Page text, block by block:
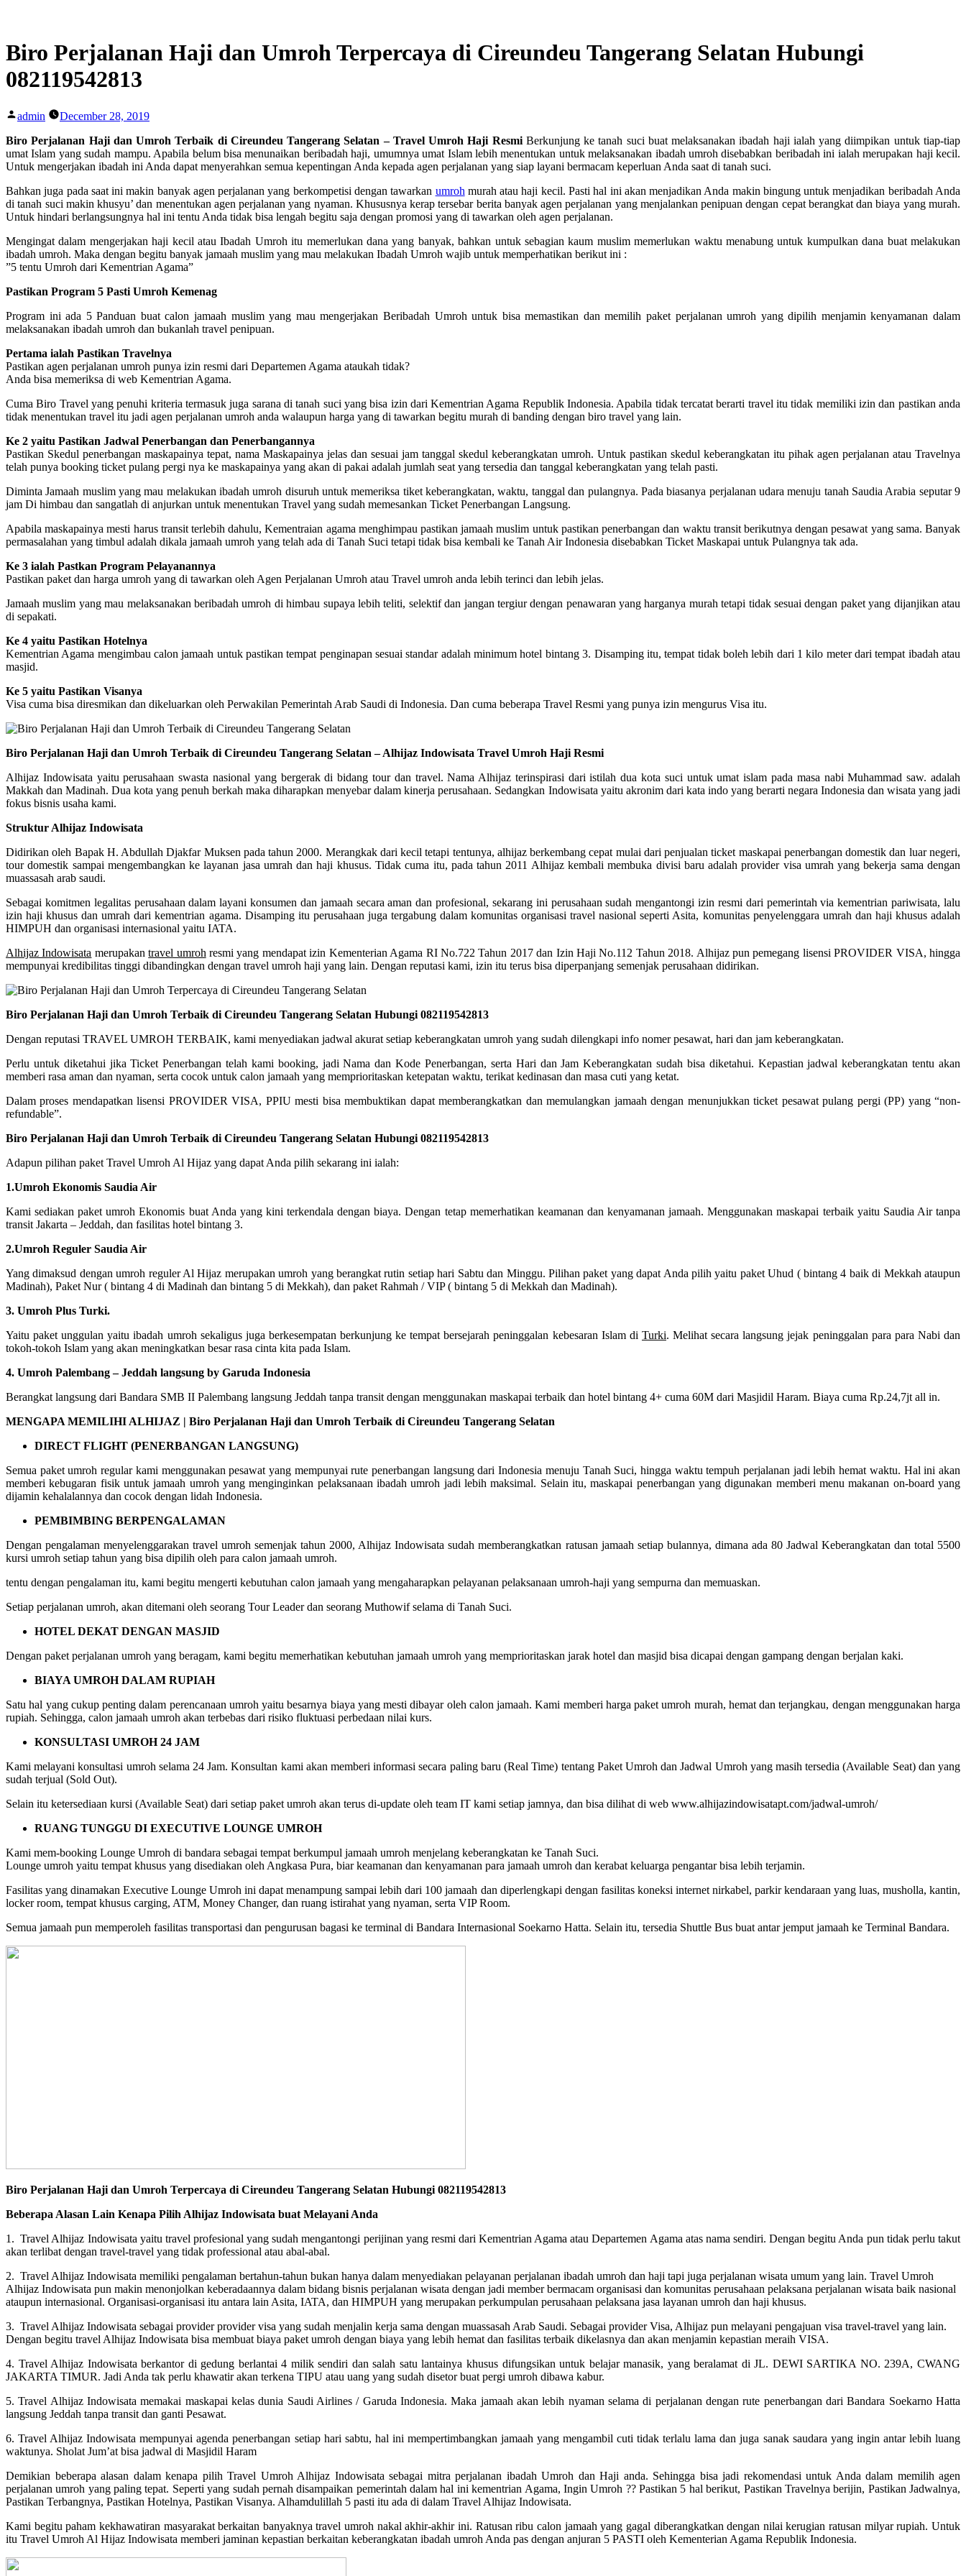
content
Biro Perjalanan Haji dan Umroh Terpercaya di Cireundeu Tangerang Selatan Hubungi
082119542813
Posted
admin
December 28, 2019
Biro Perjalanan Haji dan Umroh Terbaik di Cireundeu Tangerang Selatan – Travel Umroh Haji Resmi Berkunjung ke tanah suci buat melaksanakan ibadah haji ialah yang diimpikan untuk tiap-tiap
umat Islam yang sudah mampu. Apabila belum bisa menunaikan beribadah haji, umumnya umat Islam lebih menentukan untuk melaksanakan ibadah umroh disebabkan beribadah ini ialah merupakan haji kecil.
Untuk mengerjakan ibadah ini Anda dapat menyerahkan semua kepentingan Anda kepada agen perjalanan yang siap layani bermacam keperluan Anda saat di tanah suci.
Bahkan juga pada saat ini makin banyak agen perjalanan yang berkompetisi dengan tawarkan umroh murah atau haji kecil. Pasti hal ini akan menjadikan Anda makin bingung untuk menjadikan beribadah Anda
di tanah suci makin khusyu’ dan menentukan agen perjalanan yang nyaman. Khususnya kerap tersebar berita banyak agen perjalanan yang menjalankan penipuan dengan cepat berangkat dan biaya yang murah.
Untuk hindari berlangsungnya hal ini tentu Anda tidak bisa lengah begitu saja dengan promosi yang di tawarkan oleh agen perjalanan.
Mengingat dalam mengerjakan haji kecil atau Ibadah Umroh itu memerlukan dana yang banyak, bahkan untuk sebagian kaum muslim memerlukan waktu menabung untuk kumpulkan dana buat melakukan
ibadah umroh. Maka dengan begitu banyak jamaah muslim yang mau melakukan Ibadah Umroh wajib untuk memperhatikan berikut ini :
”5 tentu Umroh dari Kementrian Agama”
Pastikan Program 5 Pasti Umroh Kemenag
Program ini ada 5 Panduan buat calon jamaah muslim yang mau mengerjakan Beribadah Umroh untuk bisa memastikan dan memilih paket perjalanan umroh yang dipilih menjamin kenyamanan dalam
melaksanakan ibadah umroh dan bukanlah travel penipuan.
Pertama ialah Pastikan Travelnya
Pastikan agen perjalanan umroh punya izin resmi dari Departemen Agama ataukah tidak?
Anda bisa memeriksa di web Kementrian Agama.
Cuma Biro Travel yang penuhi kriteria termasuk juga sarana di tanah suci yang bisa izin dari Kementrian Agama Republik Indonesia. Apabila tidak tercatat berarti travel itu tidak memiliki izin dan pastikan anda
tidak menentukan travel itu jadi agen perjalanan umroh anda walaupun harga yang di tawarkan begitu murah di banding dengan biro travel yang lain.
Ke 2 yaitu Pastikan Jadwal Penerbangan dan Penerbangannya
Pastikan Skedul penerbangan maskapainya tepat, nama Maskapainya jelas dan sesuai jam tanggal skedul keberangkatan umroh. Untuk pastikan skedul keberangkatan itu pihak agen perjalanan atau Travelnya
telah punya booking ticket pulang pergi nya ke maskapainya yang akan di pakai adalah jumlah seat yang tersedia dan tanggal keberangkatan yang telah pasti.
Diminta Jamaah muslim yang mau melakukan ibadah umroh disuruh untuk memeriksa tiket keberangkatan, waktu, tanggal dan pulangnya. Pada biasanya perjalanan udara menuju tanah Saudia Arabia seputar 9
jam Di himbau dan sangatlah di anjurkan untuk menentukan Travel yang sudah memesankan Ticket Penerbangan Langsung.
Apabila maskapainya mesti harus transit terlebih dahulu, Kementraian agama menghimpau pastikan jamaah muslim untuk pastikan penerbangan dan waktu transit berikutnya dengan pesawat yang sama. Banyak
permasalahan yang timbul adalah dikala jamaah umroh yang telah ada di Tanah Suci tetapi tidak bisa kembali ke Tanah Air Indonesia disebabkan Ticket Maskapai untuk Pulangnya tak ada.
Ke 3 ialah Pastkan Program Pelayanannya
Pastikan paket dan harga umroh yang di tawarkan oleh Agen Perjalanan Umroh atau Travel umroh anda lebih terinci dan lebih jelas.
Jamaah muslim yang mau melaksanakan beribadah umroh di himbau supaya lebih teliti, selektif dan jangan tergiur dengan penawaran yang harganya murah tetapi tidak sesuai dengan paket yang dijanjikan atau
di sepakati.
Ke 4 yaitu Pastikan Hotelnya
Kementrian Agama mengimbau calon jamaah untuk pastikan tempat penginapan sesuai standar adalah minimum hotel bintang 3. Disamping itu, tempat tidak boleh lebih dari 1 kilo meter dari tempat ibadah atau
masjid.
Ke 5 yaitu Pastikan Visanya
Visa cuma bisa diresmikan dan dikeluarkan oleh Perwakilan Pemerintah Arab Saudi di Indonesia. Dan cuma beberapa Travel Resmi yang punya izin mengurus Visa itu.
Biro Perjalanan Haji dan Umroh Terbaik di Cireundeu Tangerang Selatan – Alhijaz Indowisata Travel Umroh Haji Resmi
Alhijaz Indowisata yaitu perusahaan swasta nasional yang bergerak di bidang tour dan travel. Nama Alhijaz terinspirasi dari istilah dua kota suci untuk umat islam pada masa nabi Muhammad saw. adalah
Makkah dan Madinah. Dua kota yang penuh berkah maka diharapkan menyebar dalam kinerja perusahaan. Sedangkan Indowisata yaitu akronim dari kata indo yang berarti negara Indonesia dan wisata yang jadi
fokus bisnis usaha kami.
Struktur Alhijaz Indowisata
Didirikan oleh Bapak H. Abdullah Djakfar Muksen pada tahun 2000. Merangkak dari kecil tetapi tentunya, alhijaz berkembang cepat mulai dari penjualan ticket maskapai penerbangan domestik dan luar negeri,
tour domestik sampai mengembangkan ke layanan jasa umrah dan haji khusus. Tidak cuma itu, pada tahun 2011 Alhijaz kembali membuka divisi baru adalah provider visa umrah yang bekerja sama dengan
muassasah arab saudi.
Sebagai komitmen legalitas perusahaan dalam layani konsumen dan jamaah secara aman dan profesional, sekarang ini perusahaan sudah mengantongi izin resmi dari pemerintah via kementrian pariwisata, lalu
izin haji khusus dan umrah dari kementrian agama. Disamping itu perusahaan juga tergabung dalam komunitas organisasi travel nasional seperti Asita, komunitas penyelenggara umrah dan haji khusus adalah
HIMPUH dan organisasi internasional yaitu IATA.
Alhijaz Indowisata merupakantravel umroh resmi yang mendapat izin Kementerian Agama RI No.722 Tahun 2017 dan Izin Haji No.112 Tahun 2018. Alhijaz pun pemegang lisensi PROVIDER VISA, hingga
mempunyai kredibilitas tinggi dibandingkan dengan travel umroh haji yang lain. Dengan reputasi kami, izin itu terus bisa diperpanjang semenjak perusahaan didirikan.
Biro Perjalanan Haji dan Umroh Terbaik di Cireundeu Tangerang Selatan Hubungi 082119542813
Dengan reputasi TRAVEL UMROH TERBAIK, kami menyediakan jadwal akurat setiap keberangkatan umroh yang sudah dilengkapi info nomer pesawat, hari dan jam keberangkatan.
Perlu untuk diketahui jika Ticket Penerbangan telah kami booking, jadi Nama dan Kode Penerbangan, serta Hari dan Jam Keberangkatan sudah bisa diketahui. Kepastian jadwal keberangkatan tentu akan
memberi rasa aman dan nyaman, serta cocok untuk calon jamaah yang memprioritaskan ketepatan waktu, terikat kedinasan dan masa cuti yang ketat.
Dalam proses mendapatkan lisensi PROVIDER VISA, PPIU mesti bisa membuktikan dapat memberangkatkan dan memulangkan jamaah dengan menunjukkan ticket pesawat pulang pergi (PP) yang “non-
refundable”.
Biro Perjalanan Haji dan Umroh Terbaik di Cireundeu Tangerang Selatan Hubungi 082119542813
Adapun pilihan paket Travel Umroh Al Hijaz yang dapat Anda pilih sekarang ini ialah:
1.Umroh Ekonomis Saudia Air
Kami sediakan paket umroh Ekonomis buat Anda yang kini terkendala dengan biaya. Dengan tetap memerhatikan keamanan dan kenyamanan jamaah. Menggunakan maskapai terbaik yaitu Saudia Air tanpa
transit Jakarta – Jeddah, dan fasilitas hotel bintang 3.
2.Umroh Reguler Saudia Air
Yang dimaksud dengan umroh reguler Al Hijaz merupakan umroh yang berangkat rutin setiap hari Sabtu dan Minggu. Pilihan paket yang dapat Anda pilih yaitu paket Uhud ( bintang 4 baik di Mekkah ataupun
Madinah), Paket Nur ( bintang 4 di Madinah dan bintang 5 di Mekkah), dan paket Rahmah / VIP ( bintang 5 di Mekkah dan Madinah).
3. Umroh Plus Turki.
Yaitu paket unggulan yaitu ibadah umroh sekaligus juga berkesempatan berkunjung ke tempat bersejarah peninggalan kebesaran Islam di Turki. Melihat secara langsung jejak peninggalan para para Nabi dan
tokoh-tokoh Islam yang akan meningkatkan besar rasa cinta kita pada Islam.
4. Umroh Palembang – Jeddah langsung by Garuda Indonesia
Berangkat langsung dari Bandara SMB II Palembang langsung Jeddah tanpa transit dengan menggunakan maskapai terbaik dan hotel bintang 4+ cuma 60M dari Masjidil Haram. Biaya cuma Rp.24,7jt all in.
MENGAPA MEMILIHI ALHIJAZ | Biro Perjalanan Haji dan Umroh Terbaik di Cireundeu Tangerang Selatan
DIRECT FLIGHT (PENERBANGAN LANGSUNG)
Semua paket umroh regular kami menggunakan pesawat yang mempunyai rute penerbangan langsung dari Indonesia menuju Tanah Suci, hingga waktu tempuh perjalanan jadi lebih hemat waktu. Hal ini akan
memberi kebugaran fisik untuk jamaah umroh yang menginginkan pelaksanaan ibadah umroh jadi lebih maksimal. Selain itu, maskapai penerbangan yang digunakan memberi menu makanan on-board yang
dijamin kehalalannya dan cocok dengan lidah Indonesia.
PEMBIMBING BERPENGALAMAN
Dengan pengalaman menyelenggarakan travel umroh semenjak tahun 2000, Alhijaz Indowisata sudah memberangkatkan ratusan jamaah setiap bulannya, dimana ada 80 Jadwal Keberangkatan dan total 5500
kursi umroh setiap tahun yang bisa dipilih oleh para calon jamaah umroh.
tentu dengan pengalaman itu, kami begitu mengerti kebutuhan calon jamaah yang mengaharapkan pelayanan pelaksanaan umroh-haji yang sempurna dan memuaskan.
Setiap perjalanan umroh, akan ditemani oleh seorang Tour Leader dan seorang Muthowif selama di Tanah Suci.
HOTEL DEKAT DENGAN MASJID
Dengan paket perjalanan umroh yang beragam, kami begitu memerhatikan kebutuhan jamaah umroh yang memprioritaskan jarak hotel dan masjid bisa dicapai dengan gampang dengan berjalan kaki.
BIAYA UMROH DALAM RUPIAH
Satu hal yang cukup penting dalam perencanaan umroh yaitu besarnya biaya yang mesti dibayar oleh calon jamaah. Kami memberi harga paket umroh murah, hemat dan terjangkau, dengan menggunakan harga
rupiah. Sehingga, calon jamaah umroh akan terbebas dari risiko fluktuasi perbedaan nilai kurs.
KONSULTASI UMROH 24 JAM
Kami melayani konsultasi umroh selama 24 Jam. Konsultan kami akan memberi informasi secara paling baru (Real Time) tentang Paket Umroh dan Jadwal Umroh yang masih tersedia (Available Seat) dan yang
sudah terjual (Sold Out).
Selain itu ketersediaan kursi (Available Seat) dari setiap paket umroh akan terus di-update oleh team IT kami setiap jamnya, dan bisa dilihat di web www.alhijazindowisatapt.com/jadwal-umroh/
RUANG TUNGGU DI EXECUTIVE LOUNGE UMROH
Kami mem-booking Lounge Umroh di bandara sebagai tempat berkumpul jamaah umroh menjelang keberangkatan ke Tanah Suci.
Lounge umroh yaitu tempat khusus yang disediakan oleh Angkasa Pura, biar keamanan dan kenyamanan para jamaah umroh dan kerabat keluarga pengantar bisa lebih terjamin.
Fasilitas yang dinamakan Executive Lounge Umroh ini dapat menampung sampai lebih dari 100 jamaah dan diperlengkapi dengan fasilitas koneksi internet nirkabel, parkir kendaraan yang luas, musholla, kantin,
locker room, tempat khusus carging, ATM, Money Changer, dan ruang istirahat yang nyaman, serta VIP Room.
Semua jamaah pun memperoleh fasilitas transportasi dan pengurusan bagasi ke terminal di Bandara Internasional Soekarno Hatta. Selain itu, tersedia Shuttle Bus buat antar jemput jamaah ke Terminal Bandara.
Biro Perjalanan Haji dan Umroh Terpercaya di Cireundeu Tangerang Selatan Hubungi 082119542813
Beberapa Alasan Lain Kenapa Pilih Alhijaz Indowisata buat Melayani Anda
1. Travel Alhijaz Indowisata yaitu travel profesional yang sudah mengantongi perijinan yang resmi dari Kementrian Agama atau Departemen Agama atas nama sendiri. Dengan begitu Anda pun tidak perlu takut
akan terlibat dengan travel-travel yang tidak professional atau abal-abal.
2. Travel Alhijaz Indowisata memiliki pengalaman bertahun-tahun bukan hanya dalam menyediakan pelayanan perjalanan ibadah umroh dan haji tapi juga perjalanan wisata umum yang lain. Travel Umroh
Alhijaz Indowisata pun makin menonjolkan keberadaannya dalam bidang bisnis perjalanan wisata dengan jadi member bermacam organisasi dan komunitas perusahaan pelaksana perjalanan wisata baik nasional
ataupun internasional. Organisasi-organisasi itu antara lain Asita, IATA, dan HIMPUH yang merupakan perkumpulan perusahaan pelaksana jasa layanan umroh dan haji khusus.
3. Travel Alhijaz Indowisata sebagai provider provider visa yang sudah menjalin kerja sama dengan muassasah Arab Saudi. Sebagai provider Visa, Alhijaz pun melayani pengajuan visa travel-travel yang lain.
Dengan begitu travel Alhijaz Indowisata bisa membuat biaya paket umroh dengan biaya yang lebih hemat dan fasilitas terbaik dikelasnya dan akan menjamin kepastian meraih VISA.
4. Travel Alhijaz Indowisata berkantor di gedung berlantai 4 milik sendiri dan salah satu lantainya khusus difungsikan untuk belajar manasik, yang beralamat di JL. DEWI SARTIKA NO. 239A, CWANG
JAKARTA TIMUR. Jadi Anda tak perlu khawatir akan terkena TIPU atau uang yang sudah disetor buat pergi umroh dibawa kabur.
5. Travel Alhijaz Indowisata memakai maskapai kelas dunia Saudi Airlines / Garuda Indonesia. Maka jamaah akan lebih nyaman selama di perjalanan dengan rute penerbangan dari Bandara Soekarno Hatta
langsung Jeddah tanpa transit dan ganti Pesawat.
6. Travel Alhijaz Indowisata mempunyai agenda penerbangan setiap hari sabtu, hal ini mempertimbangkan jamaah yang mengambil cuti tidak terlalu lama dan juga sanak saudara yang ingin antar lebih luang
waktunya. Sholat Jum’at bisa jadwal di Masjidil Haram
Demikian beberapa alasan dalam kenapa pilih Travel Umroh Alhijaz Indowisata sebagai mitra perjalanan ibadah Umroh dan Haji anda. Sehingga bisa jadi rekomendasi untuk Anda dalam memilih agen
perjalanan umroh yang paling tepat. Seperti yang sudah pernah disampaikan pemerintah dalam hal ini kementrian Agama, Ingin Umroh ?? Pastikan 5 hal berikut, Pastikan Travelnya berijin, Pastikan Jadwalnya,
Pastikan Terbangnya, Pastikan Hotelnya, Pastikan Visanya. Alhamdulillah 5 pasti itu ada di dalam Travel Alhijaz Indowisata.
Kami begitu paham kekhawatiran masyarakat berkaitan banyaknya travel umroh nakal akhir-akhir ini. Ratusan ribu calon jamaah yang gagal diberangkatkan dengan nilai kerugian ratusan milyar rupiah. Untuk
itu Travel Umroh Al Hijaz Indowisata memberi jaminan kepastian berkaitan keberangkatan ibadah umroh Anda pas dengan anjuran 5 PASTI oleh Kementerian Agama Republik Indonesia.